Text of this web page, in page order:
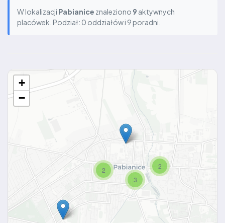
W lokalizacji Pabianice znaleziono 9 aktywnych
placówek. Podział: 0 oddziałów i 9 poradni.
2
2
3
+
−